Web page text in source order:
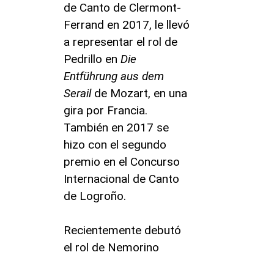
de Canto de Clermont-
Ferrand en 2017, le llevó
a representar el rol de
Pedrillo en Die
Entführung aus dem
Serail de Mozart, en una
gira por Francia.
También en 2017 se
hizo con el segundo
premio en el Concurso
Internacional de Canto
de Logroño.
Recientemente debutó
el rol de Nemorino